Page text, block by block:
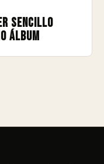
sencillo
álbum